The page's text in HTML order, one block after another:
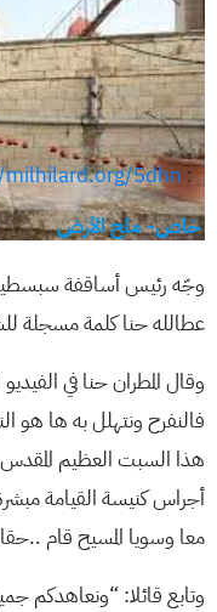
:
5dhn
خاص- ملح الأرض
وجّه رئيس أساقفة سبسطيا
عطالله حنا كلمة مسجلة
وقال المطران حنا في
فالنفرح ونتهلل به ها هو
هذا السبت العظيم
أجراس كنيسة القيامة
معا وسويا المسيح قام
وتابع قائلا: “ونعاهدكم